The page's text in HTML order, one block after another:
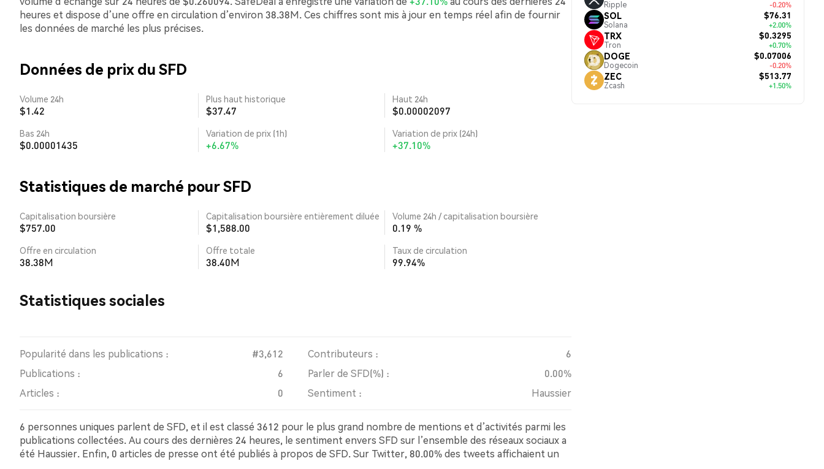
heures et dispose d’une offre en circulation d’environ 38.38M. Ces chiffres sont mis à jour en temps réel afin de fournir
les données de marché les plus précises.
Données de prix du SFD
Volume 24h
$1.42
Plus haut historique
$37.47
Haut 24h
$0.00002097
Bas 24h
$0.00001435
Variation de prix (1h)
+6.67%
Variation de prix (24h)
+37.10%
Statistiques de marché pour SFD
Capitalisation boursière
$757.00
Capitalisation boursière entièrement diluée
$1,588.00
Volume 24h / capitalisation boursière
0.19 %
Offre en circulation
38.38M
Offre totale
38.40M
Taux de circulation
99.94%
Statistiques sociales
Popularité dans les publications : #3,612 Contributeurs :
6
Publications :
6 Parler de SFD(%) :
0.00%
Articles :
0 Sentiment : Haussier
6 personnes uniques parlent de SFD, et il est classé 3612 pour le plus grand nombre de mentions et d’activités parmi les
publications collectées. Au cours des dernières 24 heures, le sentiment envers SFD sur l’ensemble des réseaux sociaux a
été Haussier. Enfin, 0 articles de presse ont été publiés à propos de SFD. Sur Twitter, 80.00% des tweets affichaient un
Ripple -0.20%
SOL
Solana
$76.31
+2.00%
TRX
Tron
$0.3295
+0.70%
DOGE
Dogecoin
$0.07006
-0.20%
ZEC
Zcash
$513.77
+1.50%